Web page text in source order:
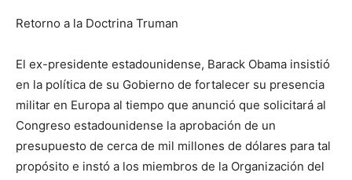
Retorno a la Doctrina Truman
El ex-presidente estadounidense, Barack Obama insistió
en la política de su Gobierno de fortalecer su presencia
militar en Europa al tiempo que anunció que solicitará al
Congreso estadounidense la aprobación de un
presupuesto de cerca de mil millones de dólares para tal
propósito e instó a los miembros de la Organización del